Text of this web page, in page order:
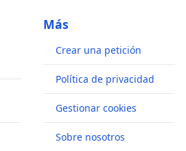
Más
Crear una petición
Política de privacidad
Gestionar cookies
Sobre nosotros